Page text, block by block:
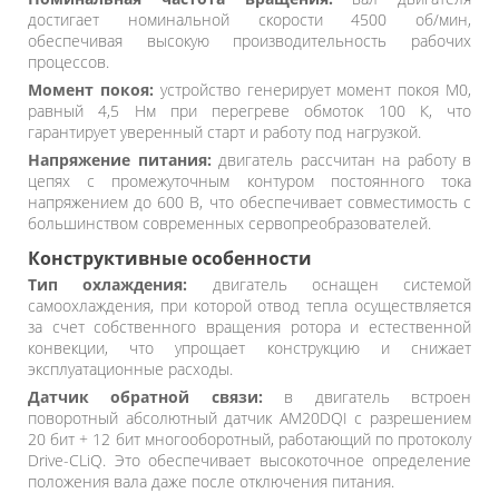
достигает номинальной скорости 4500 об/мин,
обеспечивая высокую производительность рабочих
процессов.
Момент покоя: устройство генерирует момент покоя M0,
равный 4,5 Нм при перегреве обмоток 100 К, что
гарантирует уверенный старт и работу под нагрузкой.
Напряжение питания: двигатель рассчитан на работу в
цепях с промежуточным контуром постоянного тока
напряжением до 600 В, что обеспечивает совместимость с
большинством современных сервопреобразователей.
Конструктивные особенности
Тип охлаждения: двигатель оснащен системой
самоохлаждения, при которой отвод тепла осуществляется
за счет собственного вращения ротора и естественной
конвекции, что упрощает конструкцию и снижает
эксплуатационные расходы.
Датчик обратной связи: в двигатель встроен
поворотный абсолютный датчик AM20DQI с разрешением
20 бит + 12 бит многооборотный, работающий по протоколу
Drive-CLiQ. Это обеспечивает высокоточное определение
положения вала даже после отключения питания.